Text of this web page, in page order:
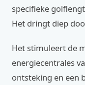
specifieke
Het dringt diep
Het stimuleert de
energiecentrales
ontsteking en een